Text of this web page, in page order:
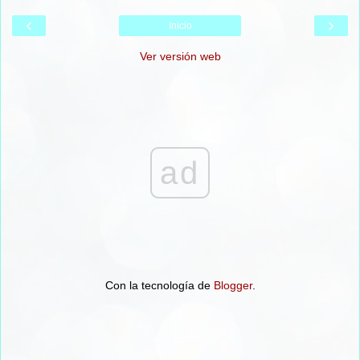
‹ ›
Inicio
Ver versión web
ad
Con la tecnología de Blogger.